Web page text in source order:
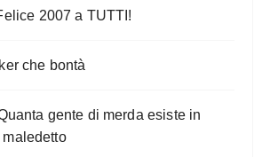
2007 a TUTTI!
che bontà
gente di merda esiste in